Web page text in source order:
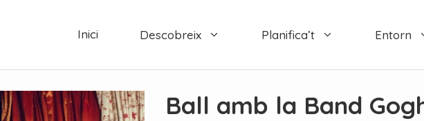
Inici Descobreix Planifica’t Entorn
Ball amb la Band